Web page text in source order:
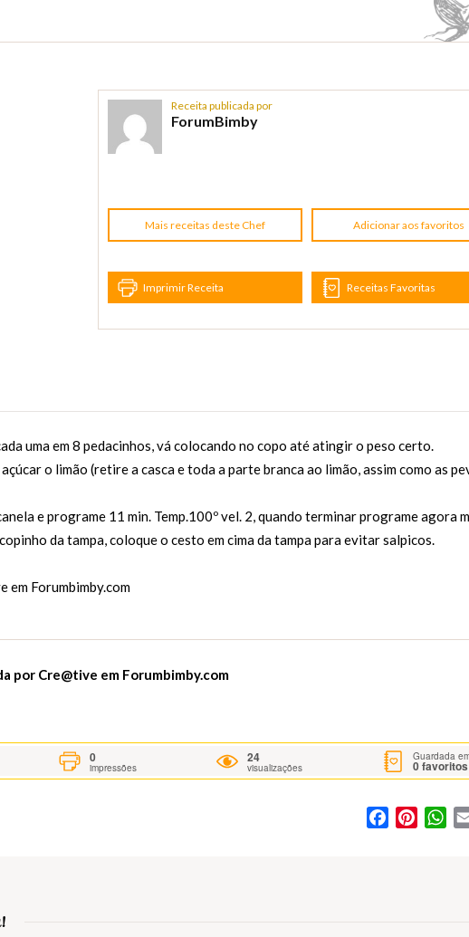
Receita publicada por
ForumBimby
Mais receitas deste Chef Adicionar aos favoritos
Imprimir Receita Receitas Favoritas
uma em 8 pedacinhos, vá colocando no copo até atingir o peso certo.
o limão (retire a casca e toda a parte branca ao limão, assim como as
e programe 11 min. Temp.100º vel. 2, quando terminar programe agora
da tampa, coloque o cesto em cima da tampa para evitar salpicos.
em Forumbimby.com
por Cre@tive em Forumbimby.com
0
impressões
24
visualizações
Guardada
0favoritos
Facebook